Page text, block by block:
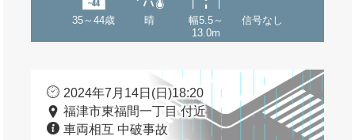
35～44歳 晴
幅5.5～
13.0m
信号なし
2024年7月14日(日)18:20
福津市東福間一丁目 付近
車両相互 中破事故